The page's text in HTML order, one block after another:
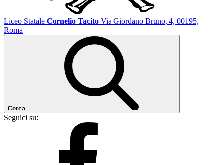
Liceo Statale Cornelio Tacito Via Giordano Bruno, 4, 00195,
Roma
Cerca
Seguici su: